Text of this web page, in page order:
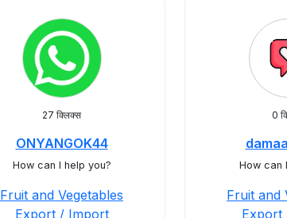
27 क्लिक्स
ONYANGOK44
How can I help you?
Fruit and Vegetables
Export / Import
0
How can
Fruit and
Export